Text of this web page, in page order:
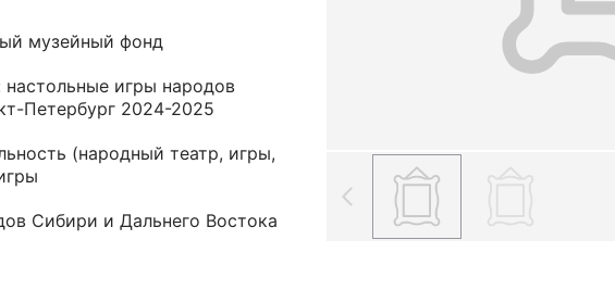
музейный фонд
игры народов
Петербург 2024-2025
(народный театр, игры,
Сибири и Дальнего Востока